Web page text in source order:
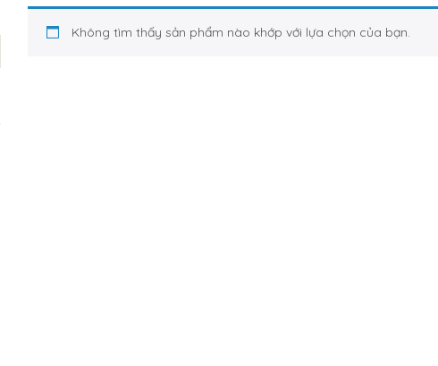
Không tìm thấy sản phẩm nào khớp với lựa chọn của bạn.